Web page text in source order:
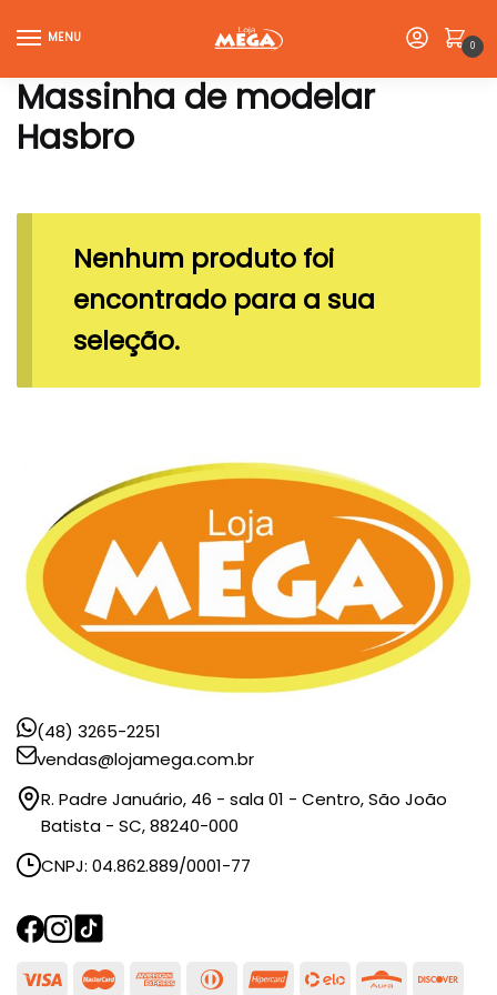
to
to
MENU
0
Massinha de modelar
Hasbro
Nenhum produto foi
encontrado para a sua
seleção.
(48) 3265-2251
vendas@lojamega.com.br
R. Padre Januário, 46 - sala 01 - Centro, São João
Batista - SC, 88240-000
CNPJ: 04.862.889/0001-77